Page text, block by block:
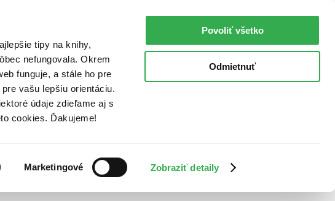
tipy na knihy,
nefungovala. Okrem
funguje, a stále ho pre
vašu lepšiu orientáciu.
údaje zdieľame aj s
cookies. Ďakujeme!
Marketingové Zobraziť detaily
Povoliť všetko
Odmietnuť